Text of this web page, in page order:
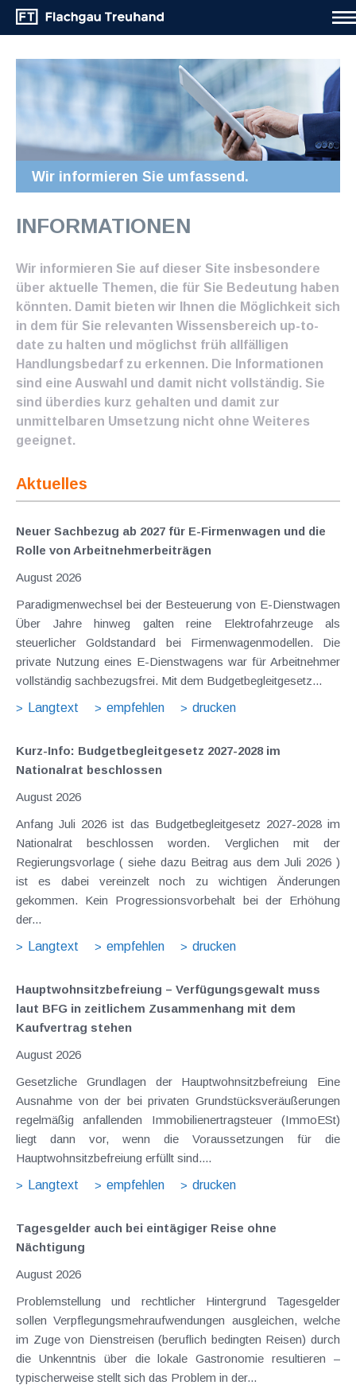
Wir informieren Sie umfassend.
INFORMATIONEN
Wir informieren Sie auf dieser Site insbesondere
über aktuelle Themen, die für Sie Bedeutung haben
könnten. Damit bieten wir Ihnen die Möglichkeit sich
in dem für Sie relevanten Wissensbereich up-to-
date zu halten und möglichst früh allfälligen
Handlungsbedarf zu erkennen. Die Informationen
sind eine Auswahl und damit nicht vollständig. Sie
sind überdies kurz gehalten und damit zur
unmittelbaren Umsetzung nicht ohne Weiteres
geeignet.
Aktuelles
Neuer Sachbezug ab 2027 für E-Firmenwagen und die
Rolle von Arbeitnehmer​­beiträgen
August 2026
Paradigmenwechsel bei der Besteuerung von E-Dienstwagen
Über Jahre hinweg galten reine Elektrofahrzeuge als
steuerlicher Goldstandard bei Firmenwagenmodellen. Die
private Nutzung eines E-Dienstwagens war für Arbeitnehmer
vollständig sachbezugsfrei. Mit dem Budgetbegleitgesetz...
Langtext
empfehlen drucken
Kurz-Info: Budgetbegleitgesetz 2027-2028 im
Nationalrat beschlossen
August 2026
Anfang Juli 2026 ist das Budgetbegleitgesetz 2027-2028 im
Nationalrat beschlossen worden. Verglichen mit der
Regierungsvorlage ( siehe dazu Beitrag aus dem Juli 2026 )
ist es dabei vereinzelt noch zu wichtigen Änderungen
gekommen. Kein Progressionsvorbehalt bei der Erhöhung
der...
Langtext
empfehlen drucken
Hauptwohnsitz​­befreiung – Verfügungsgewalt muss
laut BFG in zeitlichem Zusammenhang mit dem
Kaufvertrag stehen
August 2026
Gesetzliche Grundlagen der Hauptwohnsitzbefreiung Eine
Ausnahme von der bei privaten Grundstücksveräußerungen
regelmäßig anfallenden Immobilienertragsteuer (ImmoESt)
liegt dann vor, wenn die Voraussetzungen für die
Hauptwohnsitzbefreiung erfüllt sind....
Langtext
empfehlen drucken
Tagesgelder auch bei eintägiger Reise ohne
Nächtigung
August 2026
Problemstellung und rechtlicher Hintergrund Tagesgelder
sollen Verpflegungsmehraufwendungen ausgleichen, welche
im Zuge von Dienstreisen (beruflich bedingten Reisen) durch
die Unkenntnis über die lokale Gastronomie resultieren –
typischerweise stellt sich das Problem in der...